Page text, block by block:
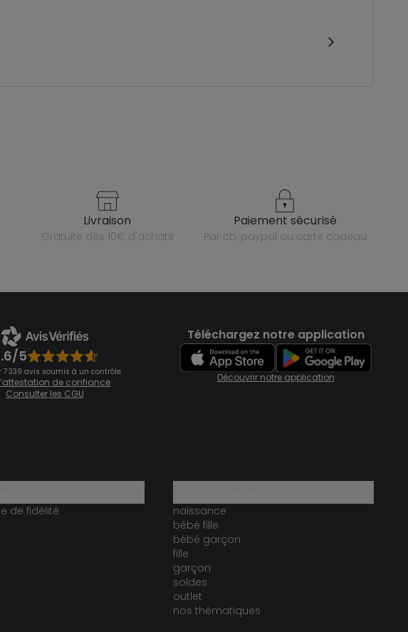
livraison
gratuite dès 10€ d'achats
paiement sécurisé
par cb, paypal ou carte cadeau
5
7 339 avis soumis à un contrôle
de confiance
Consulter les CGU
Téléchargez notre application
Découvrir notre application
de fidélité
naissance
bébé fille
bébé garçon
fille
garçon
soldes
outlet
nos thématiques